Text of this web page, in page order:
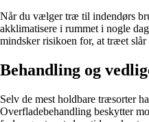
Når du vælger træ til indendørs
akklimatisere i rummet i nogle
mindsker risikoen for, at træet
Behandling og
Selv de mest holdbare træsorter
Overfladebehandling beskytter